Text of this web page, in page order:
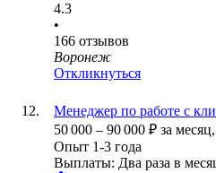
4.3
•
166 отзывов
Воронеж
Откликнуться
Менеджер по работе с
50 000 – 90 000 ₽ за месяц,
Опыт 1-3 года
Выплаты: Два раза в